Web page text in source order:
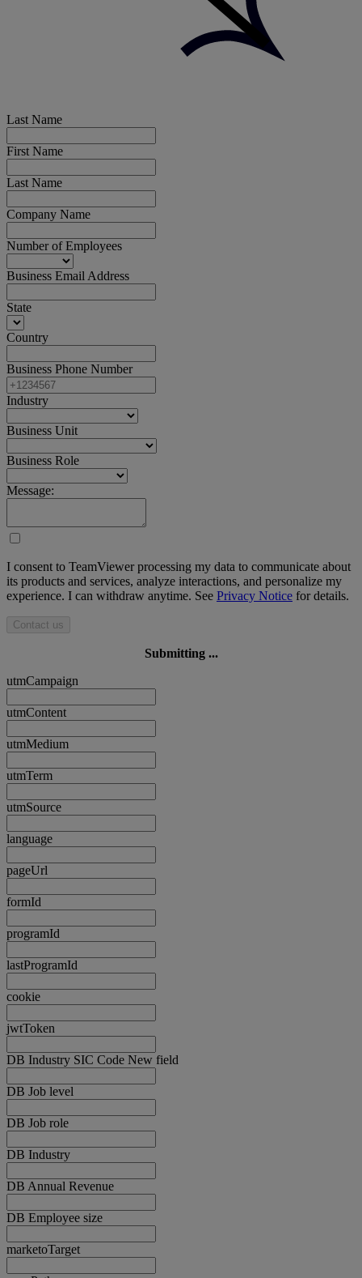
Last Name
First Name
Last Name
Company Name
Number of Employees
Business Email Address
State
Country
Business Phone Number
Industry
Business Unit
Business Role
Message:
I consent to TeamViewer processing my data to communicate about
its products and services, analyze interactions, and personalize my
experience. I can withdraw anytime. See Privacy Notice for details.
Contact us
Submitting ...
utmCampaign
utmContent
utmMedium
utmTerm
utmSource
language
pageUrl
formId
programId
lastProgramId
cookie
jwtToken
DB Industry SIC Code New field
DB Job level
DB Job role
DB Industry
DB Annual Revenue
DB Employee size
marketoTarget